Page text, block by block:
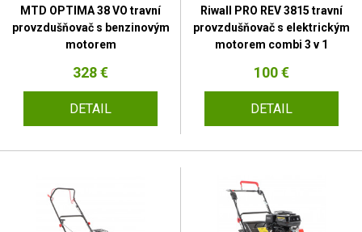
MTD OPTIMA 38 VO travní
provzdušňovač s benzinovým
motorem
328 €
DETAIL
Riwall PRO REV 3815 travní
provzdušňovač s elektrickým
motorem combi 3 v 1
100 €
DETAIL